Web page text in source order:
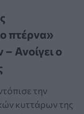
πτέρνα»
Ανοίγει ο
την
κυττάρων της